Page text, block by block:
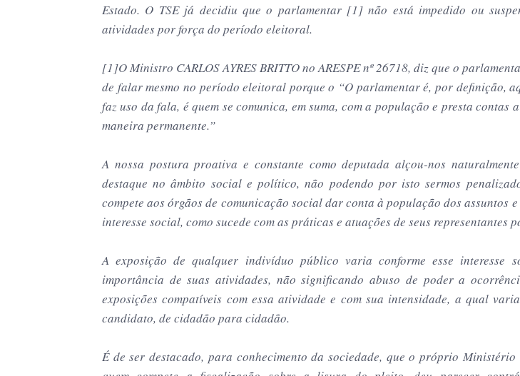
Estado. O TSE já decidiu que o parlamentar [1] não está impedido ou
atividades por força do período eleitoral.
[1]O Ministro CARLOS AYRES BRITTO no ARESPE nº 26718, diz que o
de falar mesmo no período eleitoral porque o “O parlamentar é, por definição,
faz uso da fala, é quem se comunica, em suma, com a população e presta contas
maneira permanente.”
A nossa postura proativa e constante como deputada alçou-nos
destaque no âmbito social e político, não podendo por isto sermos
compete aos órgãos de comunicação social dar conta à população dos assuntos
interesse social, como sucede com as práticas e atuações de seus representantes
A exposição de qualquer indivíduo público varia conforme esse interesse
importância de suas atividades, não significando abuso de poder a
exposições compatíveis com essa atividade e com sua intensidade, a qual
candidato, de cidadão para cidadão.
É de ser destacado, para conhecimento da sociedade, que o próprio